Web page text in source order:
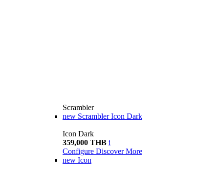
Scrambler
new Scrambler Icon Dark
Icon Dark
359,000 THB i
Configure Discover More
new Icon